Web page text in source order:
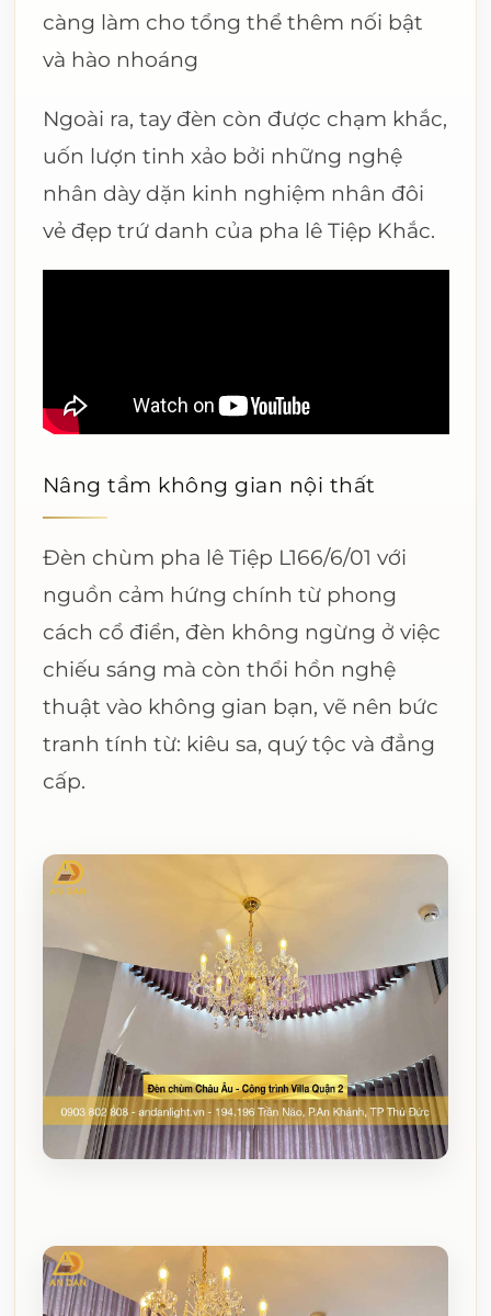
càng làm cho tổng thể thêm nối bật
và hào nhoáng
Ngoài ra, tay đèn còn được chạm khắc,
uốn lượn tinh xảo bởi những nghệ
nhân dày dặn kinh nghiệm nhân đôi
vẻ đẹp trứ danh của pha lê Tiệp Khắc.
Nâng tầm không gian nội thất
Đèn chùm pha lê Tiệp L166/6/01 với
nguồn cảm hứng chính từ phong
cách cổ điển, đèn không ngừng ở việc
chiếu sáng mà còn thổi hồn nghệ
thuật vào không gian bạn, vẽ nên bức
tranh tính từ: kiêu sa, quý tộc và đẳng
cấp.